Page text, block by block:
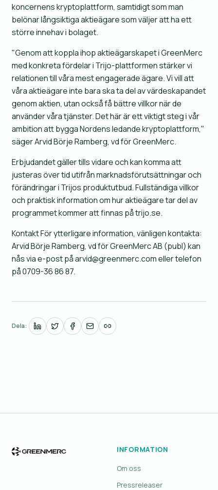
koncernens kryptoplattform, samtidigt som man
belönar långsiktiga aktieägare som väljer att ha ett
större innehav i bolaget.
"Genom att koppla ihop aktieägarskapet i GreenMerc
med konkreta fördelar i Trijo-plattformen stärker vi
relationen till våra mest engagerade ägare. Vi vill att
våra aktieägare inte bara ska ta del av värdeskapandet
genom aktien, utan också få bättre villkor när de
använder våra tjänster. Det här är ett viktigt steg i vår
ambition att bygga Nordens ledande kryptoplattform,"
säger Arvid Börje Ramberg, vd för GreenMerc.
Erbjudandet gäller tills vidare och kan komma att
justeras över tid utifrån marknadsförutsättningar och
förändringar i Trijos produktutbud. Fullständiga villkor
och praktisk information om hur aktieägare tar del av
programmet kommer att finnas på trijo.se.
Kontakt För ytterligare information, vänligen kontakta:
Arvid Börje Ramberg, vd för GreenMerc AB (publ) kan
nås via e-post på arvid@greenmerc.com eller telefon
på 0709-36 86 87.
Dela:
INFORMATION
Om oss
Pressreleaser